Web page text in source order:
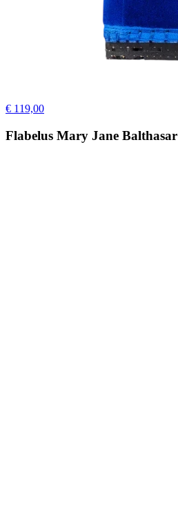
€ 119,00
Flabelus Mary Jane Balthasar